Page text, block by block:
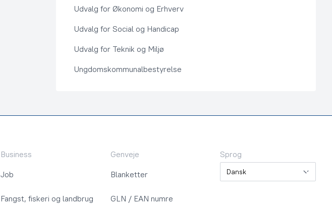
Udvalg for Økonomi og Erhverv
Udvalg for Social og Handicap
Udvalg for Teknik og Miljø
Ungdomskommunalbestyrelse
Business
Job
Fangst, fiskeri og landbrug
Genveje
Blanketter
GLN / EAN numre
Sprog
Sprog